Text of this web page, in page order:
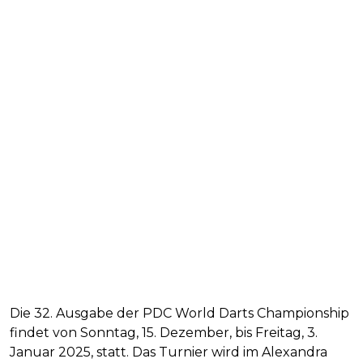
Die 32. Ausgabe der PDC World Darts Championship
findet von Sonntag, 15. Dezember, bis Freitag, 3.
Januar 2025, statt. Das Turnier wird im Alexandra